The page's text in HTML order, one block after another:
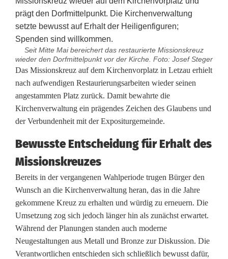
Seit Mitte Mai bereichert das restaurierte Missionskreuz
wieder den Dorfmittelpunkt vor der Kirche. Foto: Josef Steger
R
e
s
a
u
r
i
e
r
Das Missionskreuz auf dem Kirchenvorplatz in Letzau erhielt
nach aufwendigen Restaurierungsarbeiten wieder seinen
angestammten Platz zurück. Damit bewahrte die
Kirchenverwaltung ein prägendes Zeichen des Glaubens und
der Verbundenheit mit der Expositurgemeinde.
Bewusste Entscheidung für Erhalt des
Missionskreuzes
Bereits in der vergangenen Wahlperiode trugen Bürger den
Wunsch an die Kirchenverwaltung heran, das in die Jahre
gekommene Kreuz zu erhalten und würdig zu erneuern. Die
Umsetzung zog sich jedoch länger hin als zunächst erwartet.
Während der Planungen standen auch moderne
Neugestaltungen aus Metall und Bronze zur Diskussion. Die
Verantwortlichen entschieden sich schließlich bewusst dafür,